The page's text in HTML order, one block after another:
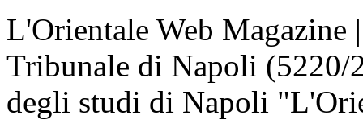
L'Orientale Web Magazine
Tribunale di Napoli
degli studi di Napoli